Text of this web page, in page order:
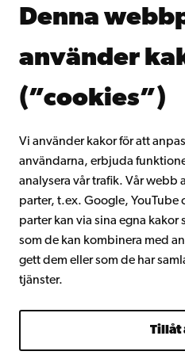
Denna
använder
(”cookies”)
Vi använder kakor för att
användarna, erbjuda
analysera vår trafik. Vår webb
parter, t.ex. Google, YouTube
parter kan via sina egna
som de kan kombinera med
gett dem eller som de har
tjänster.
Tillåt
Kontinuerligt lärande
Gå med i Åbo
Intranätet
Facebook InstagramYouTube LinkedIn